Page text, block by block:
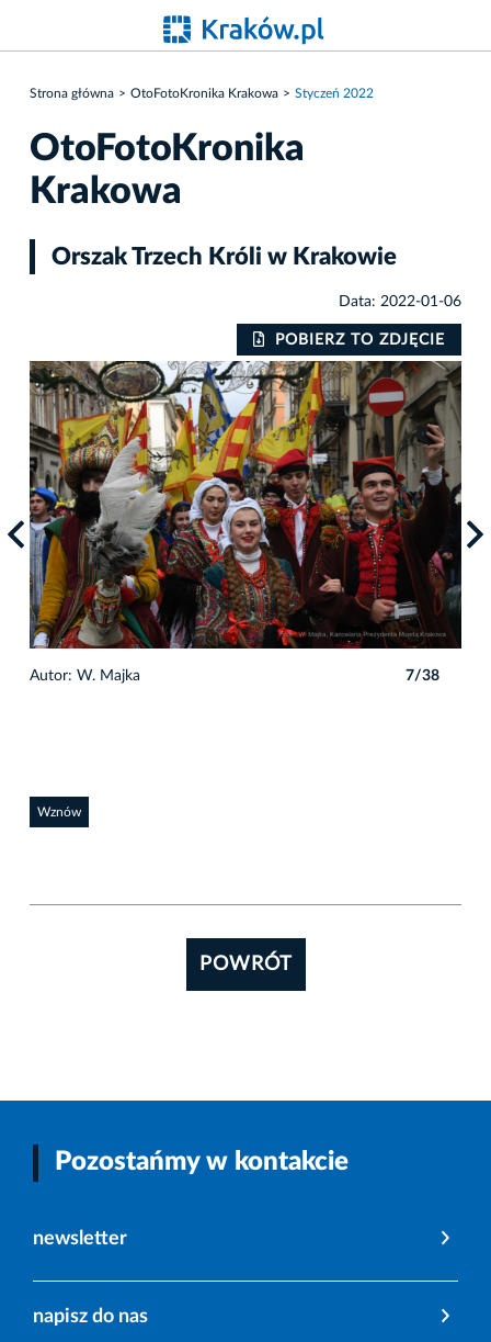
Strona główna OtoFotoKronika Krakowa Styczeń 2022
OtoFotoKronika
Krakowa
Orszak Trzech Króli w Krakowie
Data: 2022-01-06
POBIERZ TO ZDJĘCIE
Autor: W. Majka 7/38
Wznów
POWRÓT
Pozostańmy w kontakcie
newsletter
napisz do nas